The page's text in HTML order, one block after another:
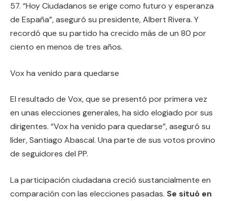
57. “Hoy Ciudadanos se erige como futuro y esperanza
de España”, aseguró su presidente, Albert Rivera. Y
recordó que su partido ha crecido más de un 80 por
ciento en menos de tres años.
Vox ha venido para quedarse
El resultado de Vox, que se presentó por primera vez
en unas elecciones generales, ha sido elogiado por sus
dirigentes. “Vox ha venido para quedarse”, aseguró su
líder, Santiago Abascal. Una parte de sus votos provino
de seguidores del PP.
La participación ciudadana creció sustancialmente en
comparación con las elecciones pasadas. Se situó en